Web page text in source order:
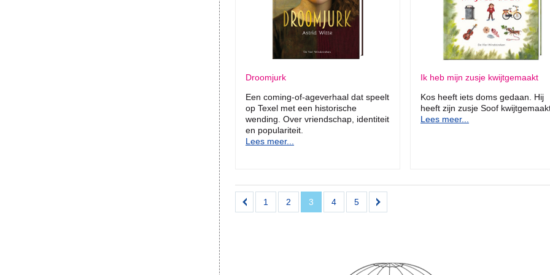
Droomjurk
Een coming-of-ageverhaal dat speelt
op Texel met een historische
wending. Over vriendschap, identiteit
en populariteit.
Lees meer...
Ik heb mijn zusje kwijtgemaakt
Kos heeft iets doms gedaan. Hij
heeft zijn zusje Soof
Lees meer...
1 2 3 4 5